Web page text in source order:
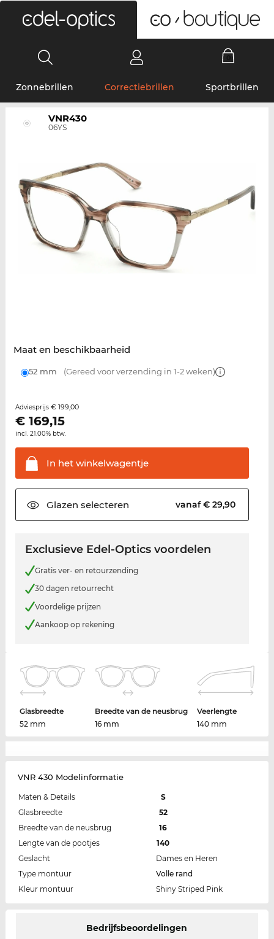
Zonnebrillen Correctiebrillen Sportbrillen
VNR430
06YS
Maat en beschikbaarheid
52 mm (Gereed voor verzending in 1-2 weken)
Adviesprijs € 199,00
€ 169,15
incl. 21.00% btw.
In hetwinkelwagentje
Glazen selecteren vanaf € 29,90
Exclusieve Edel-Optics voordelen
Gratis ver- en retourzending
30 dagen retourrecht
Voordelige prijzen
Aankoop op rekening
Glasbreedte
52 mm
Breedte van de neusbrug
16 mm
Veerlengte
140 mm
VNR 430 Modelinformatie
Maten & Details
S
Glasbreedte
52
Breedte van de neusbrug
16
Lengte van de pootjes
140
Geslacht
Dames en Heren
Type montuur
Volle rand
Kleur montuur
Shiny Striped Pink
Bedrijfsbeoordelingen